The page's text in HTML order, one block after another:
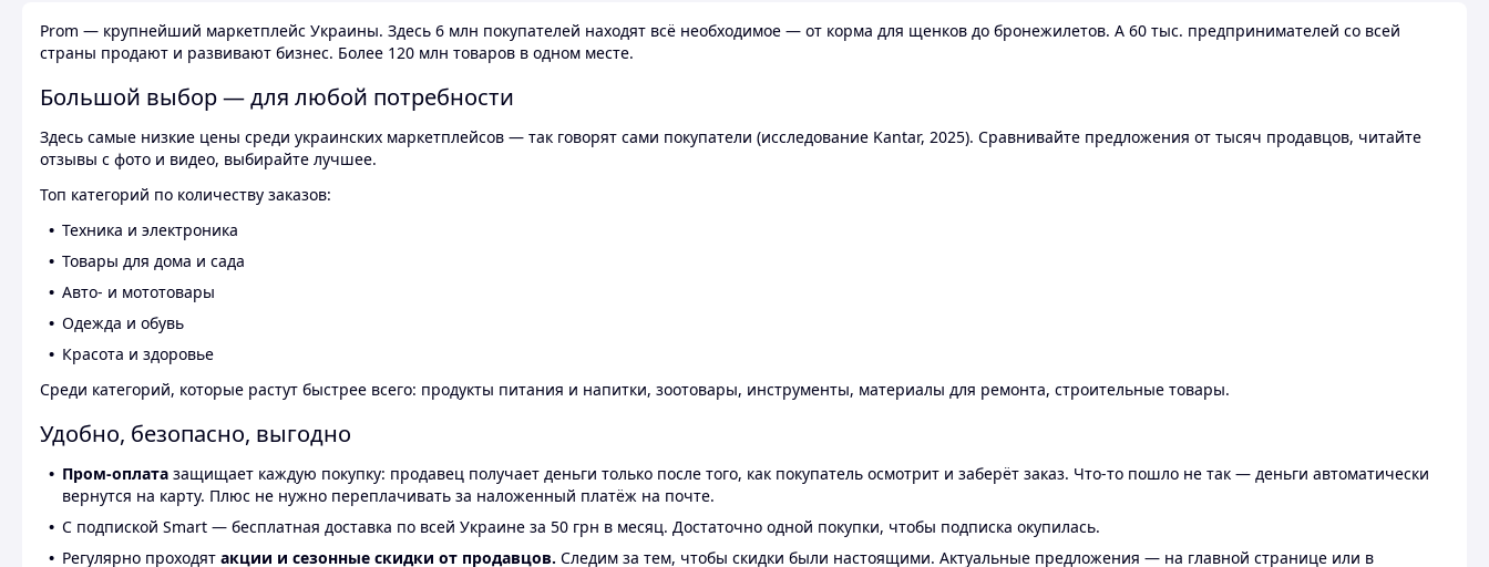
Prom — крупнейший маркетплейс Украины. Здесь 6 млн покупателей находят всё необходимое — от корма для щенков до бронежилетов. А 60 тыс. предпринимателей со всей
страны продают и развивают бизнес. Более 120 млн товаров в одном месте.
Большой выбор — для любой потребности
Здесь самые низкие цены среди украинских маркетплейсов — так говорят сами покупатели (исследование Kantar, 2025). Сравнивайте предложения от тысяч продавцов, читайте
отзывы с фото и видео, выбирайте лучшее.
Топ категорий по количеству заказов:
Техника и электроника
Товары для дома и сада
Авто- и мототовары
Одежда и обувь
Красота и здоровье
Среди категорий, которые растут быстрее всего: продукты питания и напитки, зоотовары, инструменты, материалы для ремонта, строительные товары.
Удобно, безопасно, выгодно
Пром-оплата защищает каждую покупку: продавец получает деньги только после того, как покупатель осмотрит и заберёт заказ. Что-то пошло не так — деньги автоматически
вернутся на карту. Плюс не нужно переплачивать за наложенный платёж на почте.
С подпиской Smart — бесплатная доставка по всей Украине за 50 грн в месяц. Достаточно одной покупки, чтобы подписка окупилась.
Регулярно проходят акции и сезонные скидки от продавцов. Следим за тем, чтобы скидки были настоящими. Актуальные предложения — на главной странице или в